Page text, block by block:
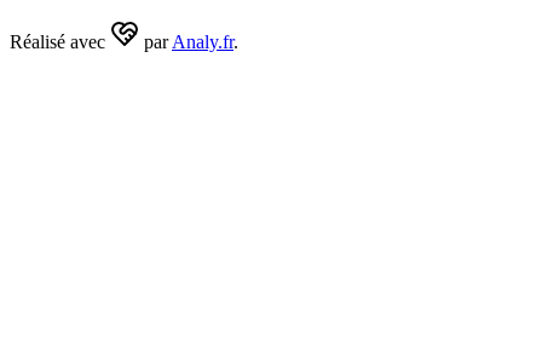
Réalisé avec par Analy.fr.